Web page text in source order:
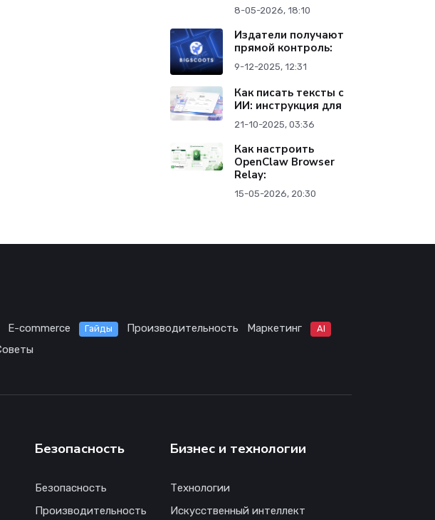
8-05-2026, 18:10
Издатели получают
прямой контроль:
9-12-2025, 12:31
Как писать тексты с
ИИ: инструкция для
21-10-2025, 03:36
Как настроить
OpenClaw Browser
Relay:
15-05-2026, 20:30
E-commerce Гайды Производительность Маркетинг AI
Безопасность
Безопасность
Производительность
Бизнес и технологии
Технологии
Искусственный интеллект